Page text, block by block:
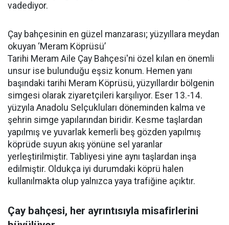
vadediyor.
Çay bahçesinin en güzel manzarası; yüzyıllara meydan
okuyan ‘Meram Köprüsü’
Tarihi Meram Aile Çay Bahçesi'ni özel kılan en önemli
unsur ise bulunduğu eşsiz konum. Hemen yanı
başındaki tarihi Meram Köprüsü, yüzyıllardır bölgenin
simgesi olarak ziyaretçileri karşılıyor. Eser 13.-14.
yüzyıla Anadolu Selçukluları döneminden kalma ve
şehrin simge yapılarından biridir. Kesme taşlardan
yapılmış ve yuvarlak kemerli beş gözden yapılmış
köprüde suyun akış yönüne sel yaranlar
yerleştirilmiştir. Tabliyesi yine aynı taşlardan inşa
edilmiştir. Oldukça iyi durumdaki köprü halen
kullanılmakta olup yalnızca yaya trafiğine açıktır.
Çay bahçesi, her ayrıntısıyla misafirlerini